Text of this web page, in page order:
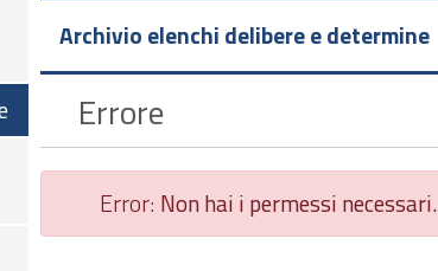
Archivio elenchi delibere e determine
Errore
Error: Non hai i permessi necessari.